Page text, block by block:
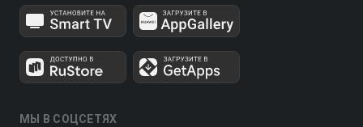
МЫ В СОЦСЕТЯХ